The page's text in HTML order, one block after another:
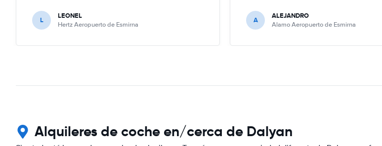
L LEONEL
Hertz Aeropuerto de Esmirna A ALEJANDRO
Alamo Aeropuerto de Esmirna
Alquileres de coche en/cerca de Dalyan